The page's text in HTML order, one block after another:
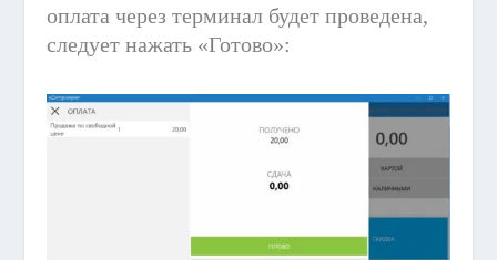
оплата через терминал будет проведена,
следует нажать «Готово»: